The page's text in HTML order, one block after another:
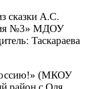
сказки А.С.
№3» МДОУ
Таскараева
(МКОУ
район с.Оля.